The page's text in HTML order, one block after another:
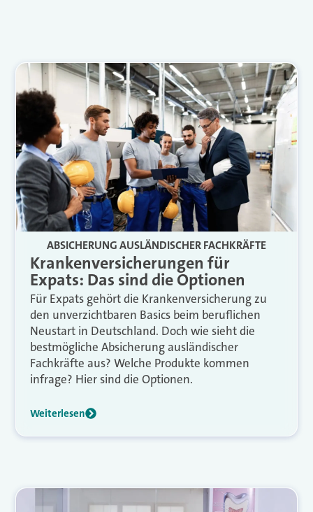
ABSICHERUNG AUSLÄNDISCHER FACHKRÄFTE
Krankenversicherungen für
Expats: Das sind die Optionen
Für Expats gehört die Krankenversicherung zu
den unverzichtbaren Basics beim beruflichen
Neustart in Deutschland. Doch wie sieht die
bestmögliche Absicherung ausländischer
Fachkräfte aus? Welche Produkte kommen
infrage? Hier sind die Optionen.
Weiterlesen